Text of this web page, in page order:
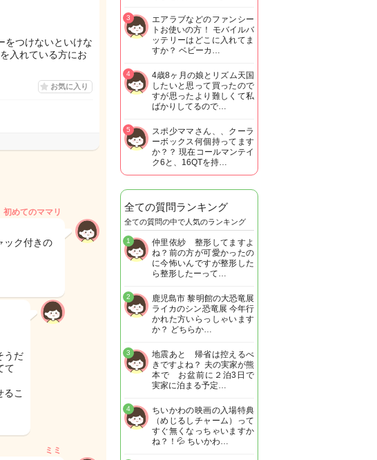
をつけないといけな
入れている方にお
お気に入り
初めてのママリ
ック付きの
うだ
て
こ
ミミ
エアラブなどのファンシー
トお使いの方！ モバイルバ
ッテリーはどこに入れてま
すか？ ベビーカ…
3
4歳8ヶ月の娘とリズム天国
したいと思って買ったので
すが思ったより難しくて私
ばかりしてるので…
4
スポ少ママさん、、クーラ
ーボックス何個持ってます
か？？ 現在コールマンテイ
ク6と、16QTを持…
5
全ての質問ランキング
全ての質問の中で人気のランキング
仲里依紗 整形してますよ
ね？前の方が可愛かったの
に今怖いんですが整形した
ら整形したーって…
1
鹿児島市 黎明館の大恐竜展
ライカのシン恐竜展 今年行
かれた方いらっしゃいます
か？ どちらか…
2
地震あと 帰省は控えるべ
きですよね？ 夫の実家が熊
本で お盆前に２泊3日で
実家に泊まる予定…
3
ちいかわの映画の入場特典
（めじるしチャーム）って
すぐ無くなっちゃいますか
ね？！💦 ちいかわ…
4